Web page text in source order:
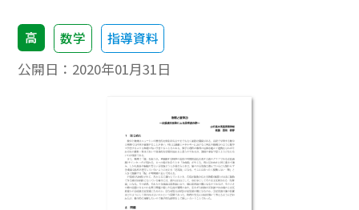
高 数学 指導資料
公開日： 2020年01月31日